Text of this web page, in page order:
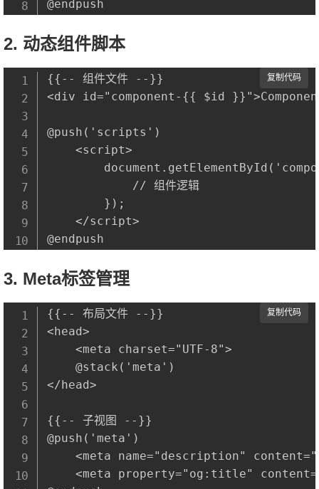
2. 动态组件脚本
{{-- 组件文件 --}}
<div id="component-{{ $id
@push('scripts')
    <script>
            // 组件逻辑
        });
    </script>
复制代码
3. Meta标签管理
{{-- 布局文件 --}}
<head>
    <meta charset="UTF-8">
    @stack('meta')
</head>
{{-- 子视图 --}}
@push('meta')
<meta name="description"
<meta property="og:title"
复制代码